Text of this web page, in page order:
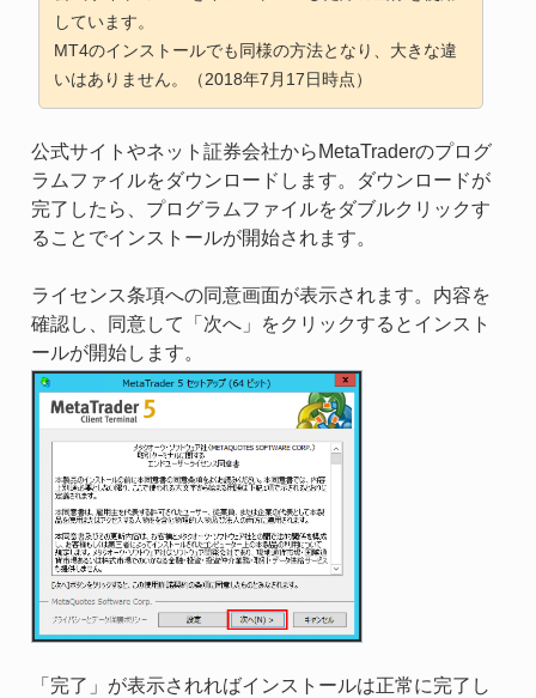
しています。
MT4のインストールでも同様の方法となり、大きな違
いはありません。（2018年7月17日時点）
公式サイトやネット証券会社からMetaTraderのプログ
ラムファイルをダウンロードします。ダウンロードが
完了したら、プログラムファイルをダブルクリックす
ることでインストールが開始されます。
ライセンス条項への同意画面が表示されます。内容を
確認し、同意して「次へ」をクリックするとインスト
ールが開始します。
「完了」が表示されればインストールは正常に完了し